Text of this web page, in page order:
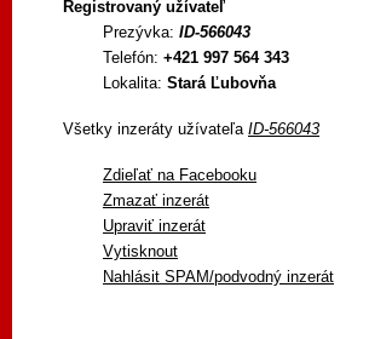
Registrovaný užívateľ
Prezývka: ID-566043
Telefón: +421 997 564 343
Lokalita: Stará Ľubovňa
Všetky inzeráty užívateľa ID-566043
Zdieľať na Facebooku
Zmazať inzerát
Upraviť inzerát
Vytisknout
Nahlásit SPAM/podvodný inzerát